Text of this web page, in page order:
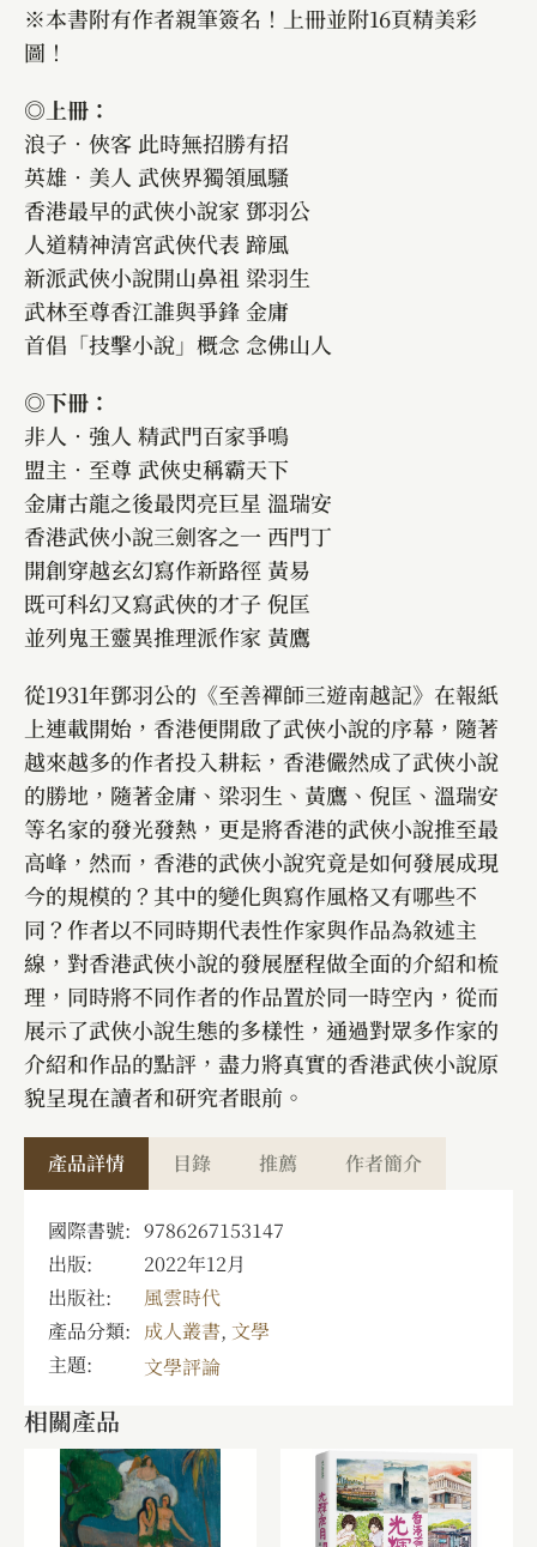
※本書附有作者親筆簽名！上冊並附16頁精美彩
圖！
◎上冊：
浪子‧俠客 此時無招勝有招
英雄‧美人 武俠界獨領風騷
香港最早的武俠小說家 鄧羽公
人道精神清宮武俠代表 蹄風
新派武俠小說開山鼻祖 梁羽生
武林至尊香江誰與爭鋒 金庸
首倡「技擊小說」概念 念佛山人
◎下冊：
非人‧強人 精武門百家爭鳴
盟主‧至尊 武俠史稱霸天下
金庸古龍之後最閃亮巨星 溫瑞安
香港武俠小說三劍客之一 西門丁
開創穿越玄幻寫作新路徑 黃易
既可科幻又寫武俠的才子 倪匡
並列鬼王靈異推理派作家 黃鷹
從1931年鄧羽公的《至善禪師三遊南越記》在報紙
上連載開始，香港便開啟了武俠小說的序幕，隨著
越來越多的作者投入耕耘，香港儼然成了武俠小說
的勝地，隨著金庸、梁羽生、黃鷹、倪匡、溫瑞安
等名家的發光發熱，更是將香港的武俠小說推至最
高峰，然而，香港的武俠小說究竟是如何發展成現
今的規模的？其中的變化與寫作風格又有哪些不
同？作者以不同時期代表性作家與作品為敘述主
線，對香港武俠小說的發展歷程做全面的介紹和梳
理，同時將不同作者的作品置於同一時空內，從而
展示了武俠小說生態的多樣性，通過對眾多作家的
介紹和作品的點評，盡力將真實的香港武俠小說原
貌呈現在讀者和研究者眼前。
產品詳情 目錄 推薦 作者簡介
國際書號: 9786267153147
出版:
2022年12月
出版社:
風雲時代
產品分類: 成人叢書, 文學
主題:
文學評論
相關產品